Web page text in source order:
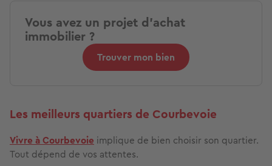
Vous avez un projet d'achat
immobilier ?
Trouver mon bien
Les meilleurs quartiers de Courbevoie
Vivre à Courbevoie implique de bien choisir son quartier.
Tout dépend de vos attentes.